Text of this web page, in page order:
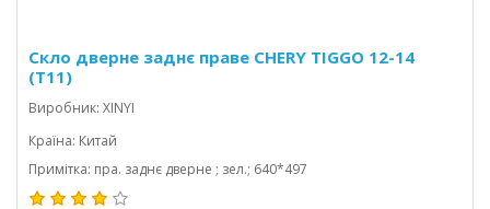
Скло дверне заднє праве CHERY TIGGO 12-14
(T11)
Виробник: XINYI
Країна: Китай
Примітка: пра. заднє дверне ; зел.; 640*497